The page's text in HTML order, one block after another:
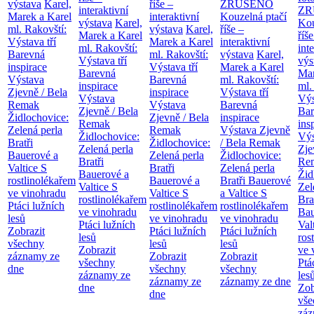
výstava Karel,
Marek a Karel
ml. Rakovští:
Výstava tří
Barevná
inspirace
Výstava
Zjevně / Bela
Remak
Židlochovice:
Zelená perla
Bratři
Bauerové a
Valtice S
rostlinolékařem
ve vinohradu
Ptáci lužních
lesů
Zobrazit
všechny
záznamy ze
dne
interaktivní
výstava Karel,
Marek a Karel
ml. Rakovští:
Výstava tří
Barevná
inspirace
Výstava
Zjevně / Bela
Remak
Židlochovice:
Zelená perla
Bratři
Bauerové a
Valtice S
rostlinolékařem
ve vinohradu
Ptáci lužních
lesů
Zobrazit
všechny
záznamy ze
dne
říše –
interaktivní
výstava Karel,
Marek a Karel
ml. Rakovští:
Výstava tří
Barevná
inspirace
Výstava
Zjevně / Bela
Remak
Židlochovice:
Zelená perla
Bratři
Bauerové a
Valtice S
rostlinolékařem
ve vinohradu
Ptáci lužních
lesů
Zobrazit
všechny
záznamy ze
dne
ZRUŠENO
Kouzelná ptačí
říše –
interaktivní
výstava Karel,
Marek a Karel
ml. Rakovští:
Výstava tří
Barevná
inspirace
Výstava Zjevně
/ Bela Remak
Židlochovice:
Zelená perla
Bratři Bauerové
a Valtice S
rostlinolékařem
ve vinohradu
Ptáci lužních
lesů
Zobrazit
všechny
záznamy ze dne
ml.
ve